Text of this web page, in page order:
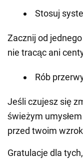
Stosuj
Zacznij od
nie tracąc ani
Rób
Jeśli czujesz się
świeżym
przed twoim
Gratulacje dla